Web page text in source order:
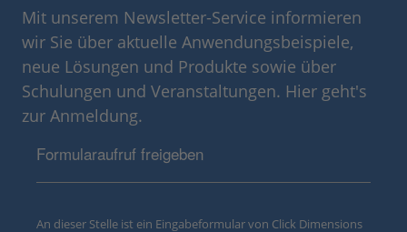
Mit unserem Newsletter-Service informieren
wir Sie über aktuelle Anwendungsbeispiele,
neue Lösungen und Produkte sowie über
Schulungen und Veranstaltungen. Hier geht's
zur Anmeldung.
Formularaufruf freigeben
An dieser Stelle ist ein Eingabeformular von Click Dimensions